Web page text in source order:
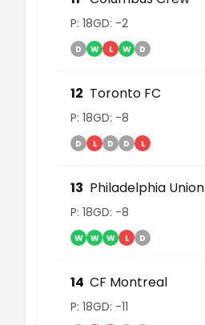
P: 18GD: -2
D W L W D
12 Toronto FC
P: 18GD: -8
D L D D L
13 Philadelphia Union
P: 18GD: -8
W W W L D
14 CF Montreal
P: 18GD: -11